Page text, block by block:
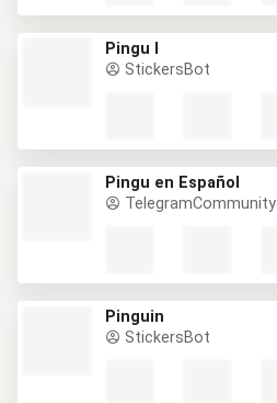
Pingu I
StickersBot
Pingu en Español
TelegramCommunity
Pinguin
StickersBot